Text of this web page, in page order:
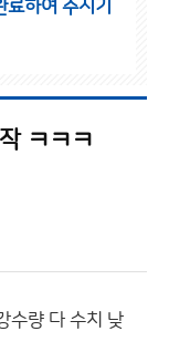
하여 주시기
ㅋㅋㅋ
수량 다 수치 낮